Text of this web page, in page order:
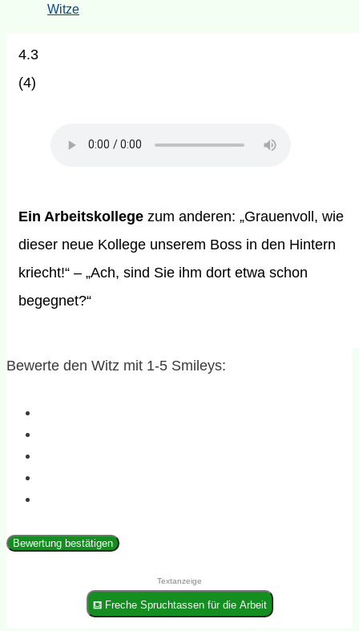
Witze
4.3
(4)
Ein Arbeitskollege zum anderen: „Grauenvoll, wie
dieser neue Kollege unserem Boss in den Hintern
kriecht!“ – „Ach, sind Sie ihm dort etwa schon
begegnet?“
Bewerte den Witz mit 1-5 Smileys:
Bewertung bestätigen
Textanzeige
⛾ Freche Spruchtassen für die Arbeit